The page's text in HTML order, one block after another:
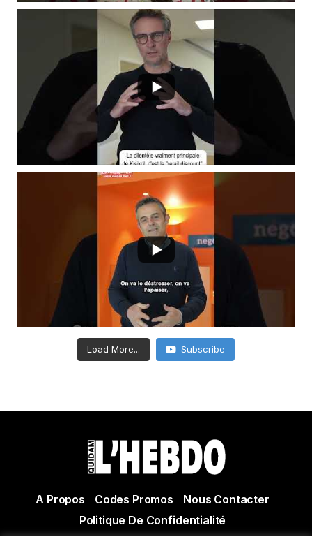
Load More... Subscribe
A Propos Codes Promos
Nous Contacter
Politique De Confidentialité